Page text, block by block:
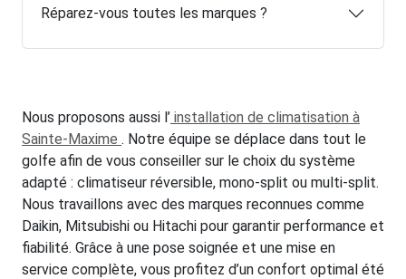
Réparez-vous toutes les marques ?
Nous proposons aussi l’ installation de climatisation à
Sainte-Maxime . Notre équipe se déplace dans tout le
golfe afin de vous conseiller sur le choix du système
adapté : climatiseur réversible, mono-split ou multi-split.
Nous travaillons avec des marques reconnues comme
Daikin, Mitsubishi ou Hitachi pour garantir performance et
fiabilité. Grâce à une pose soignée et une mise en
service complète, vous profitez d’un confort optimal été